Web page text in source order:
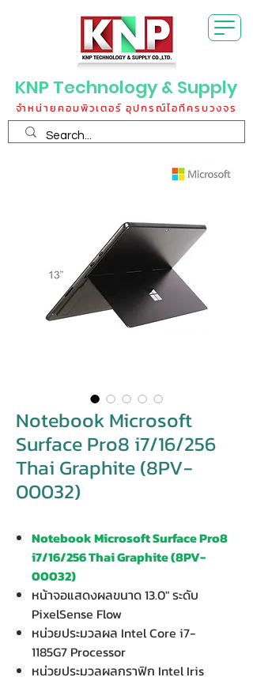
KNP Technology & Supply
จำหน่ายคอมพิวเตอร์ อุปกรณ์ไอทีครบวงจร
Notebook Microsoft
Surface Pro8 i7/16/256
Thai Graphite (8PV-
00032)
Notebook Microsoft Surface Pro8
i7/16/256 Thai Graphite (8PV-
00032)
หน้าจอแสดงผลขนาด 13.0" ระดับ
PixelSense Flow
หน่วยประมวลผล Intel Core i7-
1185G7 Processor
หน่วยประมวลผลกราฟิก Intel Iris